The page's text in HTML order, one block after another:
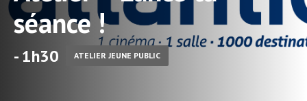
séance !
- 1h30 ATELIER JEUNE PUBLIC